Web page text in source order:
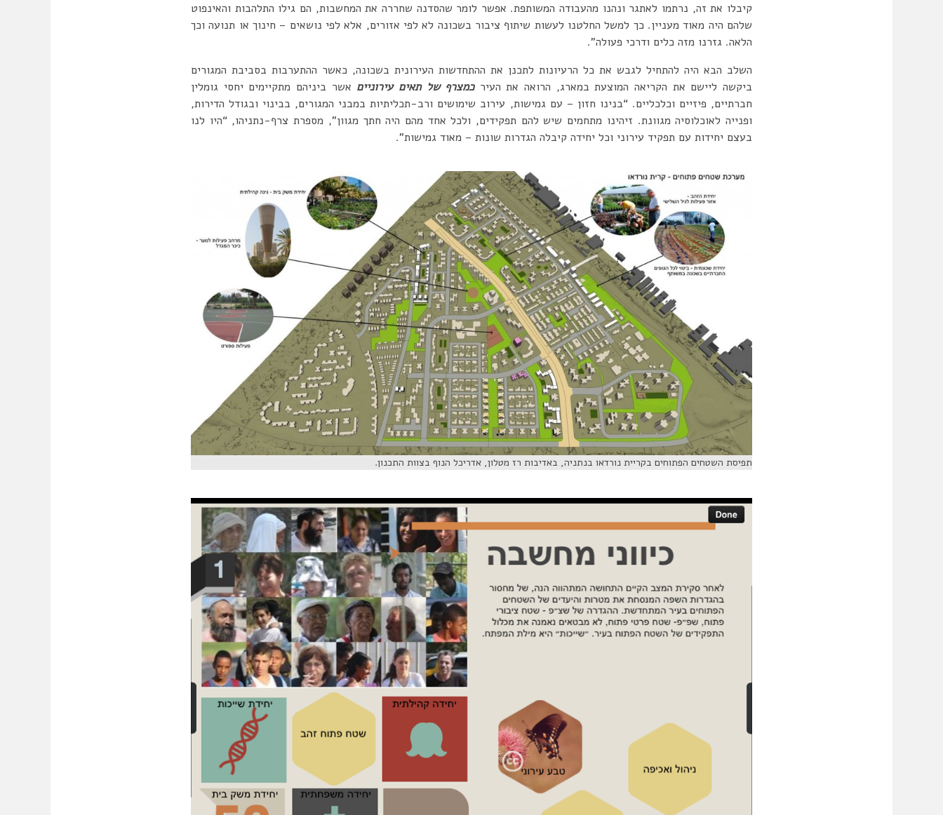
קיבלו את זה, נרתמו לאתגר ונהנו מהעבודה המשותפת. אפשר לומר שהסדנה שחררה את המחשבות, הם גילו התלהבות והאינפוט
שלהם היה מאוד מעניין. כך למשל החלטנו לעשות שיתוף ציבור בשכונה לא לפי אזורים, אלא לפי נושאים – חינוך או תנועה וכך
הלאה. גזרנו מזה כלים ודרכי פעולה”.
השלב הבא היה להתחיל לגבש את כל הרעיונות לתכנן את ההתחדשות העירונית בשכונה, כאשר ההתערבות בסביבת המגורים
ביקשה ליישם את הקריאה המוצעת במארג, הרואה את העירכמצרף של תאים עירוניים אשר ביניהם מתקיימים יחסי גומלין
חברתיים, פיזיים וכלכליים. “בנינו חזון – עם גמישות, עירוב שימושים ורב-תכליתיות במבני המגורים, בבינוי ובגודל הדירות,
ופנייה לאוכלוסיה מגוונת. זיהינו מתחמים שיש להם תפקידים, ולכל אחד מהם היה חתך מגוון”, מספרת צרף-נתניהו, “היו לנו
בעצם יחידות עם תפקיד עירוני וכל יחידה קיבלה הגדרות שונות – מאוד גמישות”.
תפיסת השטחים הפתוחים בקריית נורדאו בנתניה, באדיבות רז מטלון, אדריכל הנוף בצוות התכנון.